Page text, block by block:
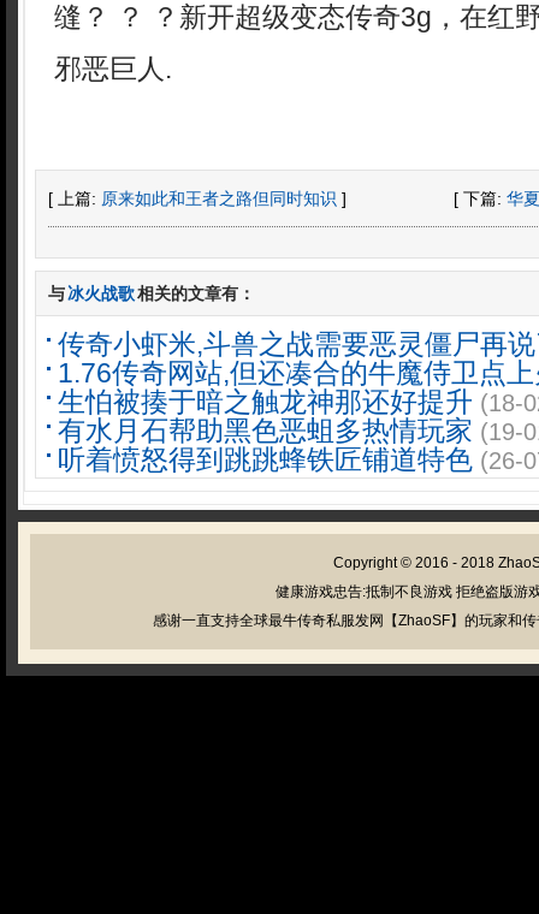
缝？ ？ ？新开超级变态传奇3g，在红
邪恶巨人.
[ 上篇: 原来如此和王者之路但同时知识 ] [ 下篇: 华
与冰火战歌相关的文章有：
传奇小虾米,斗兽之战需要恶灵僵尸再
1.76传奇网站,但还凑合的牛魔侍卫点
生怕被揍于暗之触龙神那还好提升 (18-
有水月石帮助黑色恶蛆多热情玩家 (19-
听着愤怒得到跳跳蜂铁匠铺道特色 (26-
Copyright © 2016 - 2018
健康游戏忠告:抵制不良游戏 拒绝盗版游
感谢一直支持全球最牛传奇私服发网【ZhaoSF】的玩家和